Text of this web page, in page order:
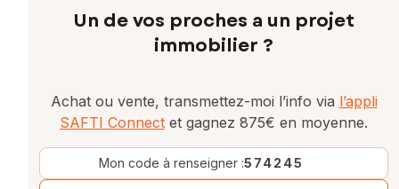
Un de vos proches a un projet
immobilier ?
Achat ou vente, transmettez-moi l’info via l’appli
SAFTI Connect et gagnez 875€ en moyenne.
Mon code à renseigner :574245